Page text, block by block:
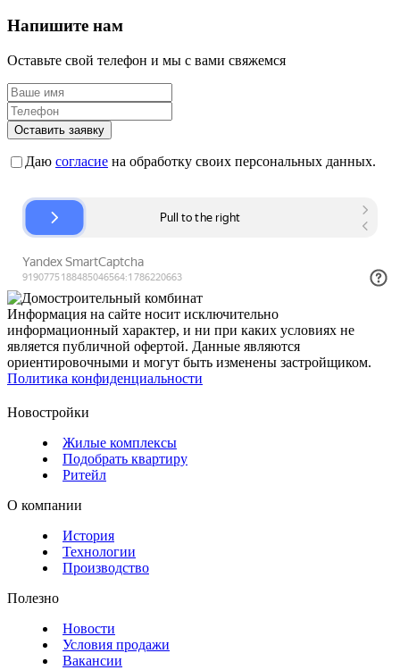
Напишите нам
Оставьте свой телефон и мы с вами свяжемся
Оставить заявку
Даю согласие на обработку своих персональных данных.
Информация на сайте носит исключительно
информационный характер, и ни при каких условиях не
является публичной офертой. Данные являются
ориентировочными и могут быть изменены застройщиком.
Политика конфиденциальности
Новостройки
Жилые комплексы
Подобрать квартиру
Ритейл
О компании
История
Технологии
Производство
Полезно
Новости
Условия продажи
Вакансии